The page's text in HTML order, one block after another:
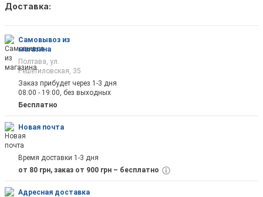
Доставка:
Самовывоз из
магазина
Полтава, ул.
Решетиловская, 35
Заказ прибудет через 1-3 дня
08:00 - 19:00, без выходных
Бесплатно
Новая почта
Время доставки 1-3 дня
от 80 грн, заказ от 900 грн – бесплатно
Адресная доставка